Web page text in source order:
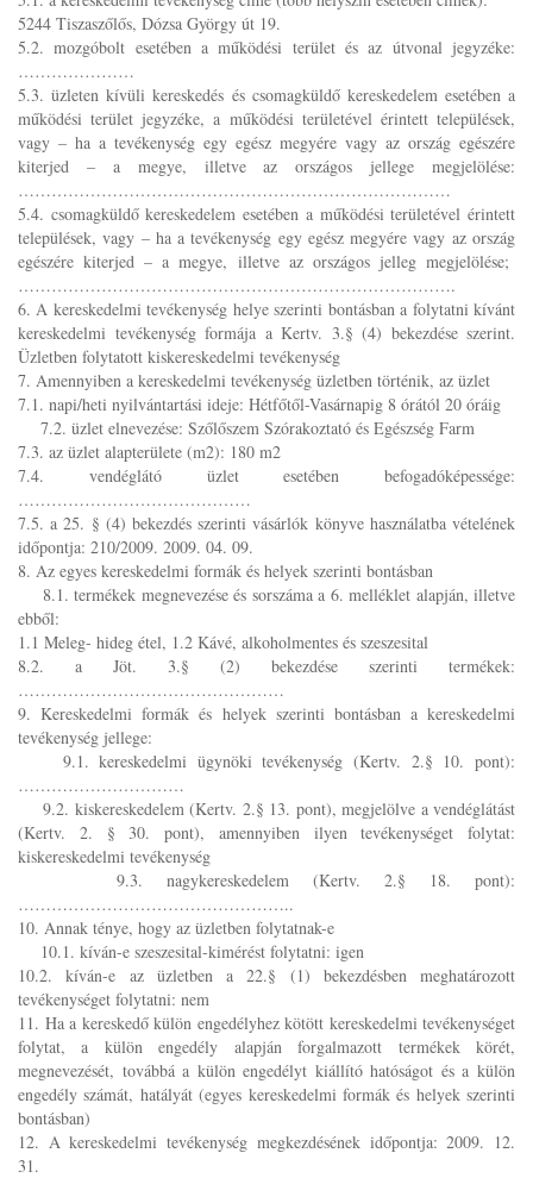
5244 Tiszaszőlős, Dózsa György út 19.
5.2. mozgóbolt esetében a működési terület és az útvonal jegyzéke:
…………………
5.3. üzleten kívüli kereskedés és csomagküldő kereskedelem esetében a
működési terület jegyzéke, a működési területével érintett települések,
vagy – ha a tevékenység egy egész megyére vagy az ország egészére
kiterjed – a megye, illetve az országos jellege megjelölése:
……………………………………………………………………
5.4. csomagküldő kereskedelem esetében a működési területével érintett
települések, vagy – ha a tevékenység egy egész megyére vagy az ország
egészére kiterjed – a megye, illetve az országos jelleg megjelölése;
…………………………………………………………………….
6. A kereskedelmi tevékenység helye szerinti bontásban a folytatni kívánt
kereskedelmi tevékenység formája a Kertv. 3.§ (4) bekezdése szerint.
Üzletben folytatott kiskereskedelmi tevékenység
7. Amennyiben a kereskedelmi tevékenység üzletben történik, az üzlet
7.1. napi/heti nyilvántartási ideje: Hétfőtől-Vasárnapig 8 órától 20 óráig
7.2. üzlet elnevezése: Szőlőszem Szórakoztató és Egészség Farm
7.3. az üzlet alapterülete (m2): 180 m2
7.4. vendéglátó üzlet esetében befogadóképessége:
……………………………………
7.5. a 25. § (4) bekezdés szerinti vásárlók könyve használatba vételének
időpontja: 210/2009. 2009. 04. 09.
8. Az egyes kereskedelmi formák és helyek szerinti bontásban
8.1. termékek megnevezése és sorszáma a 6. melléklet alapján, illetve
ebből:
1.1 Meleg- hideg étel, 1.2 Kávé, alkoholmentes és szeszesital
8.2. a Jöt. 3.§ (2) bekezdése szerinti termékek:
…………………………………………
9. Kereskedelmi formák és helyek szerinti bontásban a kereskedelmi
tevékenység jellege:
9.1. kereskedelmi ügynöki tevékenység (Kertv. 2.§ 10. pont):
…………………………
9.2. kiskereskedelem (Kertv. 2.§ 13. pont), megjelölve a vendéglátást
(Kertv. 2. § 30. pont), amennyiben ilyen tevékenységet folytat:
kiskereskedelmi tevékenység
9.3. nagykereskedelem (Kertv. 2.§ 18. pont):
…………………………………………..
10. Annak ténye, hogy az üzletben folytatnak-e
10.1. kíván-e szeszesital-kimérést folytatni: igen
10.2. kíván-e az üzletben a 22.§ (1) bekezdésben meghatározott
tevékenységet folytatni: nem
11. Ha a kereskedő külön engedélyhez kötött kereskedelmi tevékenységet
folytat, a külön engedély alapján forgalmazott termékek körét,
megnevezését, továbbá a külön engedélyt kiállító hatóságot és a külön
engedély számát, hatályát (egyes kereskedelmi formák és helyek szerinti
bontásban)
12. A kereskedelmi tevékenység megkezdésének időpontja: 2009. 12.
31.